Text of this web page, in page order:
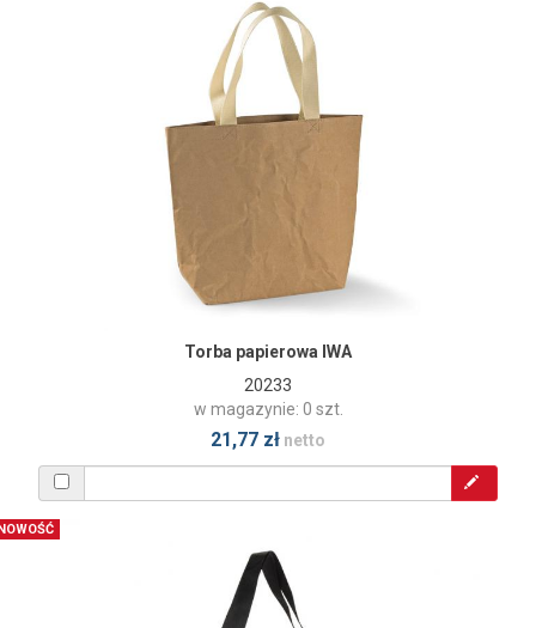
Torba papierowa IWA
20233
w magazynie: 0 szt.
21,77 zł netto